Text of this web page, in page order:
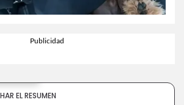
EL RESUMEN